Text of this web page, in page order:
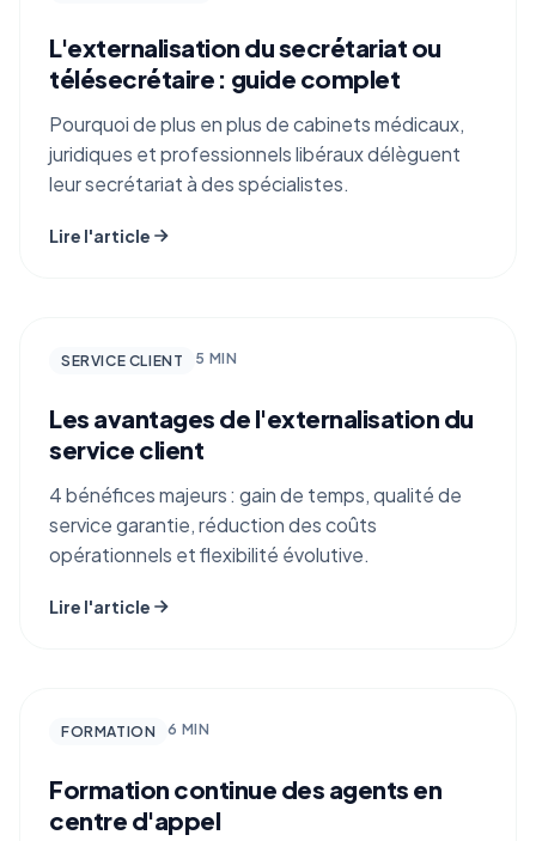
L'externalisation du secrétariat ou
télésecrétaire : guide complet
Pourquoi de plus en plus de cabinets médicaux,
juridiques et professionnels libéraux délèguent
leur secrétariat à des spécialistes.
Lire l'article
SERVICE CLIENT 5 MIN
Les avantages de l'externalisation du
service client
4 bénéfices majeurs : gain de temps, qualité de
service garantie, réduction des coûts
opérationnels et flexibilité évolutive.
Lire l'article
FORMATION 6 MIN
Formation continue des agents en
centre d'appel